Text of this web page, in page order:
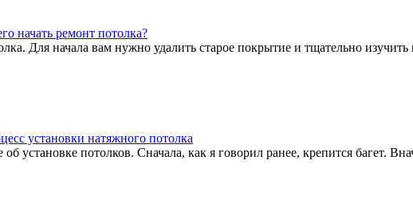
начать ремонт потолка?
Для начала вам нужно удалить старое покрытие и тщательно
установки натяжного потолка
установке потолков. Сначала, как я говорил ранее, крепится багет.